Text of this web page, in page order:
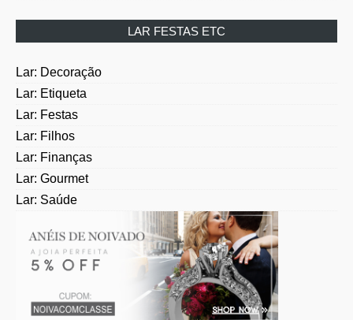
Lar: Etiqueta
Lar: Festas
Lar: Filhos
Lar: Finanças
Lar: Gourmet
Lar: Saúde